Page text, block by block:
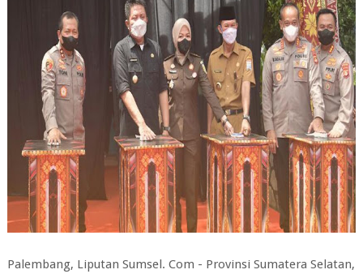
Palembang, Liputan Sumsel. Com - Provinsi Sumatera Selatan,